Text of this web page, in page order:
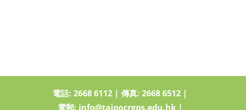
電話: 2668 6112 | 傳真: 2668 6512 |
電郵: info@taipocrgps.edu.hk|